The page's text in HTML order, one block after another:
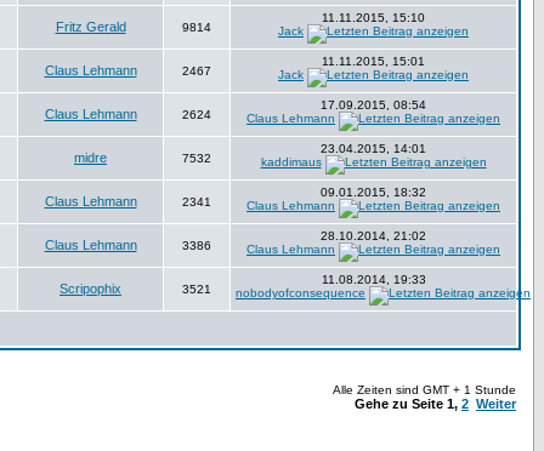
Fritz Gerald 9814
11.11.2015, 15:10
Jack
Claus Lehmann 2467
11.11.2015, 15:01
Jack
Claus Lehmann 2624
17.09.2015, 08:54
Claus Lehmann
midre 7532
23.04.2015, 14:01
kaddimaus
Claus Lehmann 2341
09.01.2015, 18:32
Claus Lehmann
Claus Lehmann 3386
28.10.2014, 21:02
Claus Lehmann
Scripophix 3521
11.08.2014, 19:33
nobodyofconsequence
Alle Zeiten sind GMT + 1 Stunde
Gehe zu Seite 1, 2 Weiter